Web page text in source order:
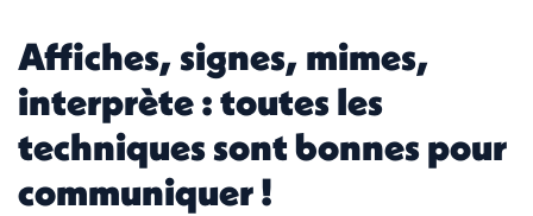
Affiches, signes, mimes,
interprète : toutes les
techniques sont bonnes pour
communiquer !